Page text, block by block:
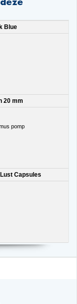
Blue
20 mm
pomp
Capsules